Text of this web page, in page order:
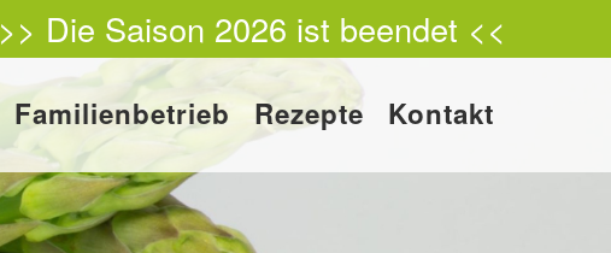
>> Die Saison 2026 ist beendet <<
Familienbetrieb Rezepte Kontakt